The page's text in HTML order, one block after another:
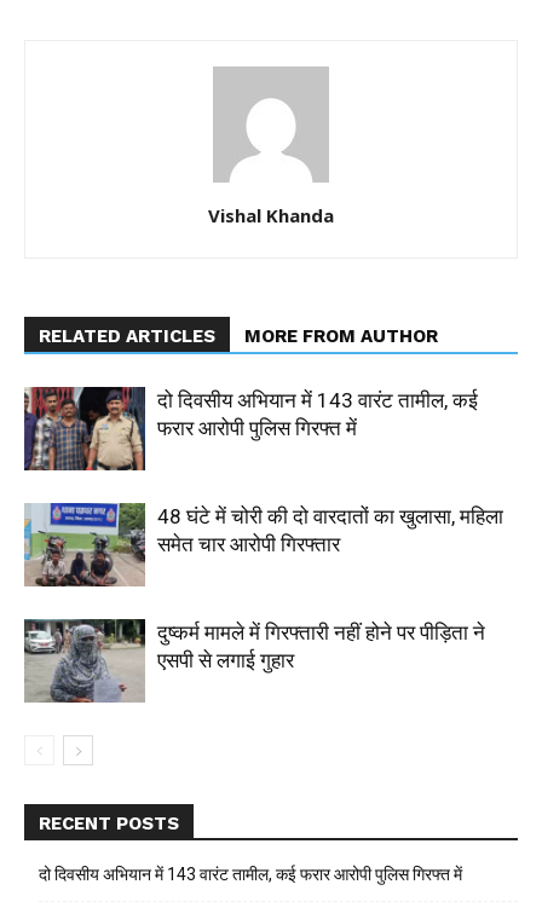
Vishal Khanda
RELATED ARTICLES MORE FROM AUTHOR
दो दिवसीय अभियान में 143 वारंट तामील, कई
फरार आरोपी पुलिस गिरफ्त में
48 घंटे में चोरी की दो वारदातों का खुलासा, महिला
समेत चार आरोपी गिरफ्तार
दुष्कर्म मामले में गिरफ्तारी नहीं होने पर पीड़िता ने
एसपी से लगाई गुहार
RECENT POSTS
दो दिवसीय अभियान में 143 वारंट तामील, कई फरार आरोपी पुलिस गिरफ्त में